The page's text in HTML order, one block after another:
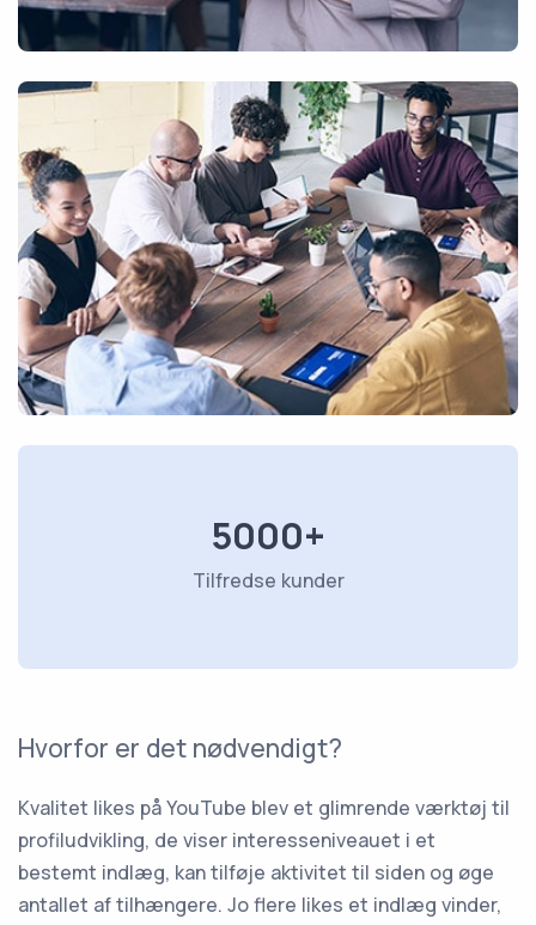
5000+
Tilfredse kunder
Hvorfor er det nødvendigt?
Kvalitet likes på YouTube blev et glimrende værktøj til
profiludvikling, de viser interesseniveauet i et
bestemt indlæg, kan tilføje aktivitet til siden og øge
antallet af tilhængere. Jo flere likes et indlæg vinder,